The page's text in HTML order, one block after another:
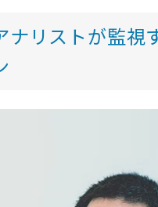
ナリストが監視